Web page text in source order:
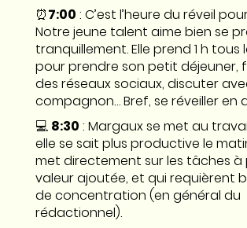
⏰7:00 : C’est l’heure du réveil
Notre jeune talent aime bien se
tranquillement. Elle prend 1 h tous
pour prendre son petit déjeuner,
des réseaux sociaux, discuter
compagnon… Bref, se réveiller en
💻 8:30 : Margaux se met au
elle se sait plus productive le
met directement sur les tâches à
valeur ajoutée, et qui requièrent
de concentration (en général du
rédactionnel).